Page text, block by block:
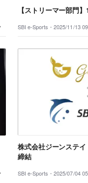
【ストリーマー部門
SBI e-Sports・2025/11/13
株式会社ジーンステ
締結
SBI e-Sports・2025/07/04